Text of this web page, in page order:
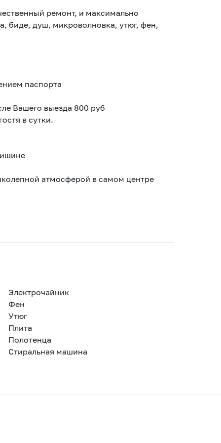
ремонт, и максимально
биде, душ, микроволновка, утюг, фен,
паспорта
Вашего выезда 800 руб
в cутки.
атмосферой в самом центре
Электрочайник
Фен
Утюг
Плита
Полотенца
Стиральная машина